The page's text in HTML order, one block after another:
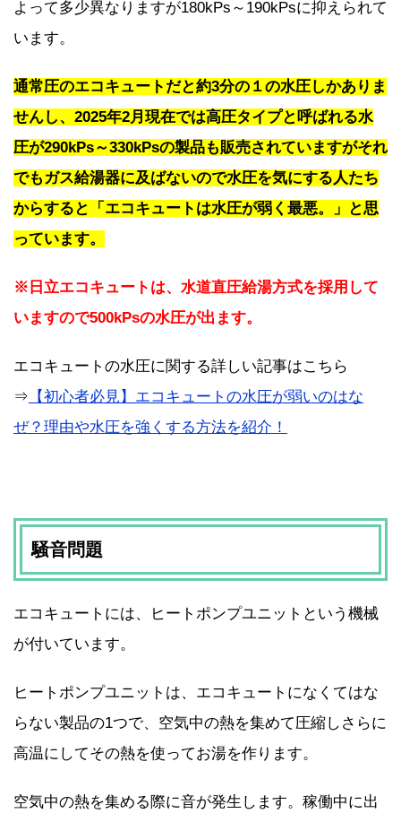
よって多少異なりますが180kPs～190kPsに抑えられて
います。
通常圧のエコキュートだと約3分の１の水圧しかありま
せんし、2025年2月現在では高圧タイプと呼ばれる水
圧が290kPs～330kPsの製品も販売されていますがそれ
でもガス給湯器に及ばないので水圧を気にする人たち
からすると「エコキュートは水圧が弱く最悪。」と思
っています。
※日立エコキュートは、水道直圧給湯方式を採用して
いますので500kPsの水圧が出ます。
エコキュートの水圧に関する詳しい記事はこちら
⇒ 【初心者必見】エコキュートの水圧が弱いのはな
ぜ？理由や水圧を強くする方法を紹介！
騒音問題
エコキュートには、ヒートポンプユニットという機械
が付いています。
ヒートポンプユニットは、エコキュートになくてはな
らない製品の1つで、空気中の熱を集めて圧縮しさらに
高温にしてその熱を使ってお湯を作ります。
空気中の熱を集める際に音が発生します。稼働中に出